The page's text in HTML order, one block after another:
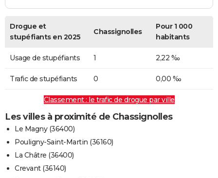
Drogue et
stupéfiants en 2025
Chassignolles
Pour 1 000
habitants
Usage de stupéfiants 1 2,22 ‰
Trafic de stupéfiants 0 0,00 ‰
Classement : le trafic de drogue par ville
Les villes à proximité de Chassignolles
Le Magny (36400)
Pouligny-Saint-Martin (36160)
La Châtre (36400)
Crevant (36140)